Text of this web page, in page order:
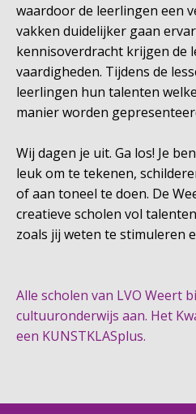
waardoor de leerlingen een
vakken duidelijker gaan
kennisoverdracht krijgen de
vaardigheden. Tijdens de
leerlingen hun talenten
manier worden
Wij dagen je uit. Ga los! Je
leuk om te tekenen,
of aan toneel te doen. De
creatieve scholen vol
zoals jij weten te stimuleren
Alle scholen van LVO Weert
cultuuronderwijs aan. Het
een KUNSTKLASplus.